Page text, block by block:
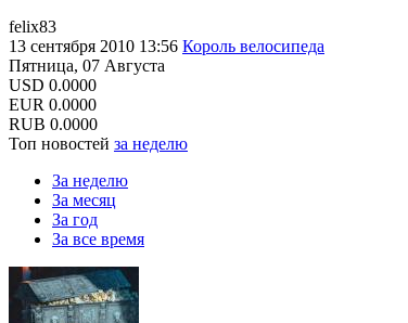
felix83
13 сентября 2010 13:56 Король велосипеда
Пятница, 07 Августа
USD 0.0000
EUR 0.0000
RUB 0.0000
Топ новостей за неделю
За неделю
За месяц
За год
За все время